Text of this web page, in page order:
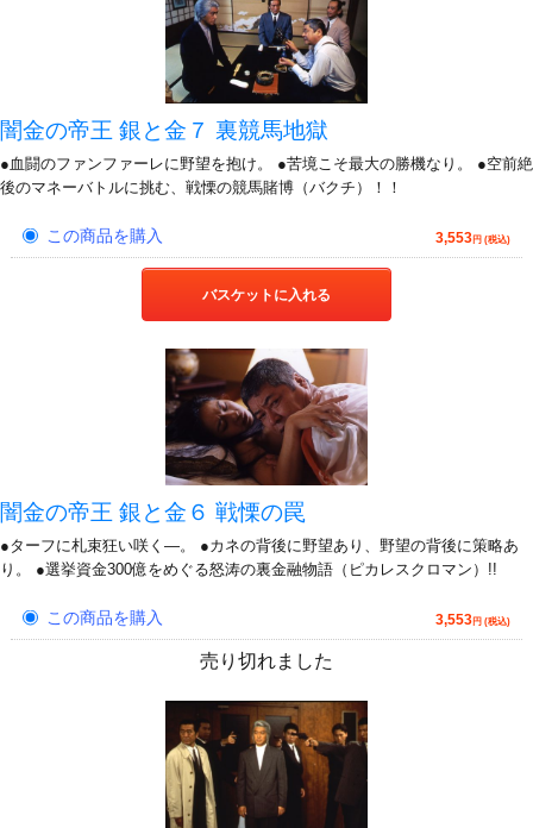
闇金の帝王 銀と金７ 裏競馬地獄
●血闘のファンファーレに野望を抱け。 ●苦境こそ最大の勝機なり。 ●空前絶
後のマネーバトルに挑む、戦慄の競馬賭博（バクチ）！！
この商品を購入 3,553円 (税込)
バスケットに入れる
闇金の帝王 銀と金６ 戦慄の罠
●ターフに札束狂い咲く―。 ●カネの背後に野望あり、野望の背後に策略あ
り。 ●選挙資金300億をめぐる怒涛の裏金融物語（ピカレスクロマン）!!
この商品を購入 3,553円 (税込)
売り切れました